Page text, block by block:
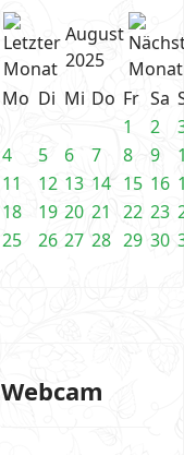
August
2025
Mo Di Mi Do Fr Sa
1
2
4
5 6 7 8 9
11
12 13 14 15 16
18
19 20 21 22 23
25
26 27 28 29 30
Webcam